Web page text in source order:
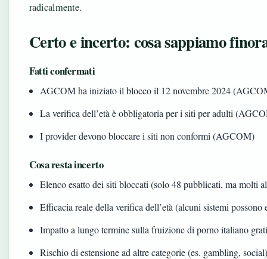
radicalmente.
Certo e incerto: cosa sappiamo
Fatti confermati
AGCOM ha iniziato il blocco il 12 novembre 2024
La verifica dell’età è obbligatoria per i siti per adulti
I provider devono bloccare i siti non conformi (AGCOM)
Cosa resta incerto
Elenco esatto dei siti bloccati (solo 48 pubblicati, ma molti
Efficacia reale della verifica dell’età (alcuni sistemi possono
Impatto a lungo termine sulla fruizione di porno italiano
Rischio di estensione ad altre categorie (es. gambling,